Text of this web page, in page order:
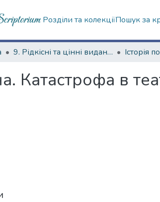
Розділи та колекціїПошук за
9. Рідкісні та цінні видання
Катастрофа в